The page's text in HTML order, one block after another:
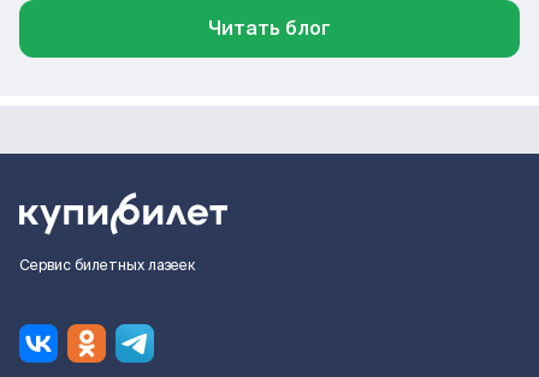
Читать блог
Сервис билетных лазеек